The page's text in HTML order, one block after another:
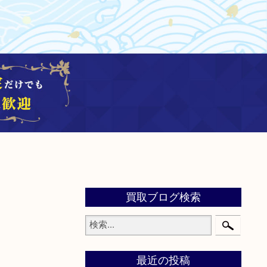
買取ブログ検索
最近の投稿